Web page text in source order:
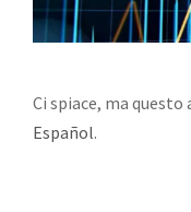
Ci spiace, ma
Español.